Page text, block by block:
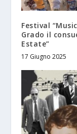
Festival
Grado il
Estate”
17 Giugno 2025